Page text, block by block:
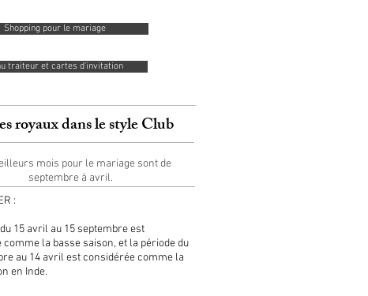
Shopping pour le mariage
traiteur et cartes d'invitation
royaux dans le style Club
mois pour le mariage sont de
septembre à avril.
:
15 avril au 15 septembre est
la basse saison, et la période du
au 14 avril est considérée comme la
en Inde.